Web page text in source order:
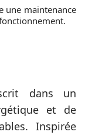
une maintenance
dans un
et de
Inspirée